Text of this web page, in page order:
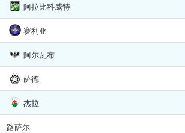
阿拉比科威特
赛利亚
阿尔瓦布
萨德
杰拉
路萨尔